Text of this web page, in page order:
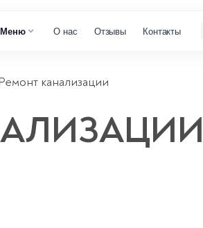
Меню О нас Отзывы Контакты
микроволновок
канализации